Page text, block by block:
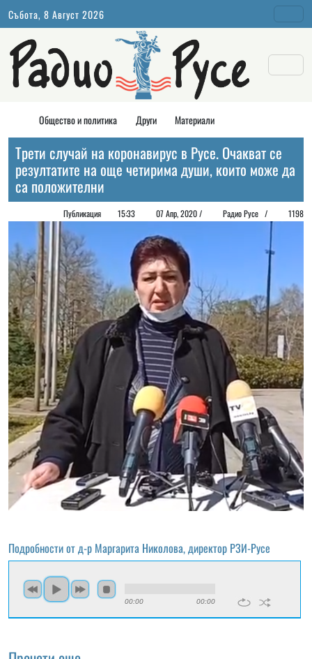
Събота, 8 Август 2026
Общество и политика Други Материали
Трети случай на коронавирус в Русе. Очакват се
резултатите на още четирима души, които може да
са положителни
Публикация 15:33 07 Апр, 2020 / Радио Русе / 1198
Подробности от д-р Маргарита Николова, директор РЗИ-Русе
00:00 00:00